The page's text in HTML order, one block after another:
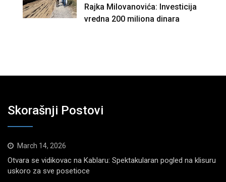
Rajka Milovanovića: Investicija
vredna 200 miliona dinara
Skorašnji Postovi
March 14, 2026
Otvara se vidikovac na Kablaru: Spektakularan pogled na klisuru
uskoro za sve posetioce